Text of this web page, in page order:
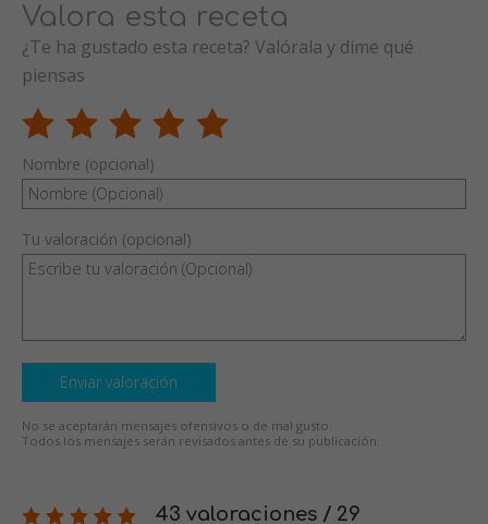
Valora esta receta
¿Te ha gustado esta receta? Valórala y dime qué
piensas
Nombre (opcional)
Tu valoración (opcional)
Enviar valoración
No se aceptarán mensajes ofensivos o de mal gusto.
Todos los mensajes serán revisados antes de su publicación.
43 valoraciones / 29